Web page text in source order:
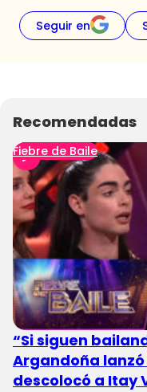
Seguir en
Recomendadas
Fiebre de Baile
“Si siguen
Argandoña
descolocó a Itay